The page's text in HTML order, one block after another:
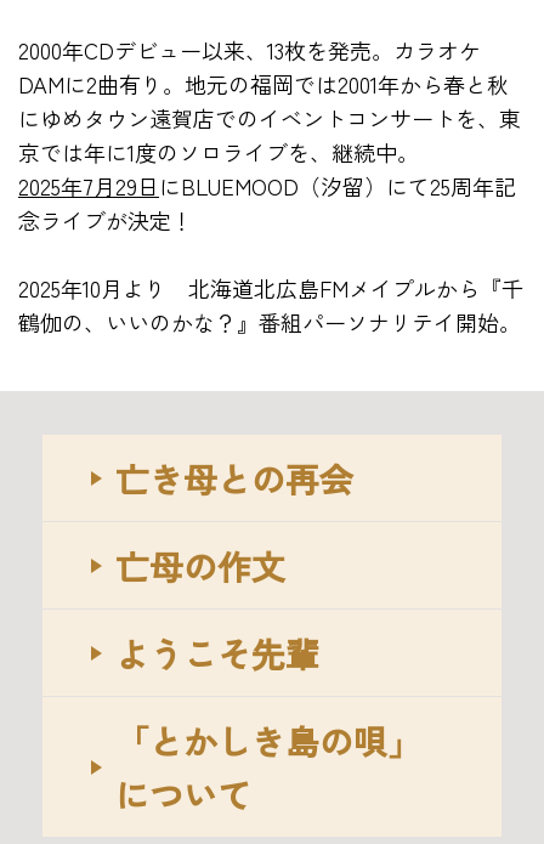
2000年CDデビュー以来、13枚を発売。カラオケ
DAMに2曲有り。地元の福岡では2001年から春と秋
にゆめタウン遠賀店でのイベントコンサートを、東
京では年に1度のソロライブを、継続中。
2025年7月29日にBLUEMOOD （汐留）にて25周年記
念ライブが決定！
2025年10月より 北海道北広島FMメイプルから『千
鶴伽の、いいのかな？』番組パーソナリテイ開始。
亡き母との再会
亡母の作文
ようこそ先輩
「とかしき島の唄」
について